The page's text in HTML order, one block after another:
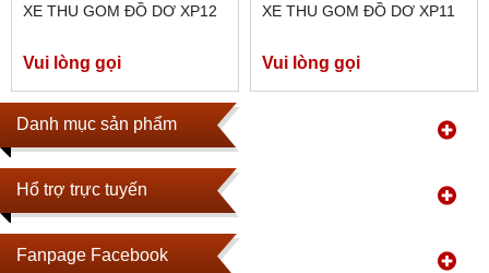
Danh mục sản phẩm
Hổ trợ trực tuyến
Fanpage Facebook
XE THU GOM ĐỒ DƠ XP12
Vui lòng gọi
XE THU GOM ĐỒ DƠ XP11
Vui lòng gọi